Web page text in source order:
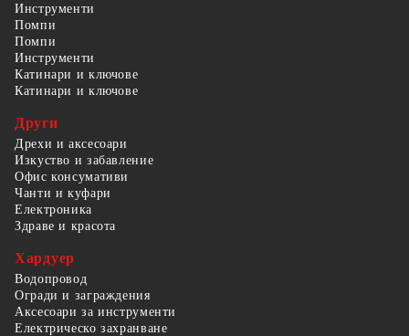
Инструменти
Помпи
Помпи
Инструменти
Катинари и ключове
Катинари и ключове
Други
Дрехи и аксесоари
Изкуство и забавление
Офис консумативи
Чанти и куфари
Електроника
Здраве и красота
Хардуер
Водопровод
Огради и заграждения
Аксесоари за инструменти
Електрическо захранване